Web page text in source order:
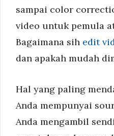
sampai color
video untuk pemula
Bagaimana sih edit
dan apakah mudah
Hal yang paling
Anda mempunyai
Anda mengambil